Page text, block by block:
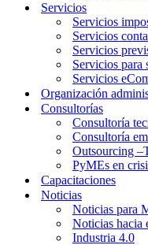
Servicios
Servicios
Servicios
Servicios
Servicios para
Servicios
Organización
Consultorías
Consultoría
Consultoría
Outsourcing
PyMEs en
Capacitaciones
Noticias
Noticias para
Noticias hacia
Industria 4.0